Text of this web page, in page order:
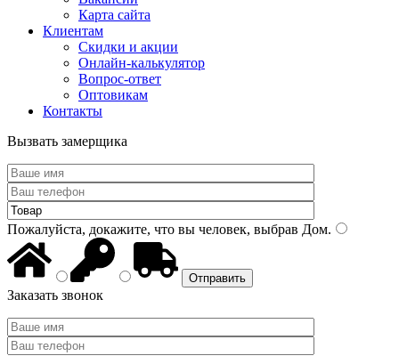
Карта сайта
Клиентам
Скидки и акции
Онлайн-калькулятор
Вопрос-ответ
Оптовикам
Контакты
Вызвать замерщика
Пожалуйста, докажите, что вы человек, выбрав Дом.
Заказать звонок